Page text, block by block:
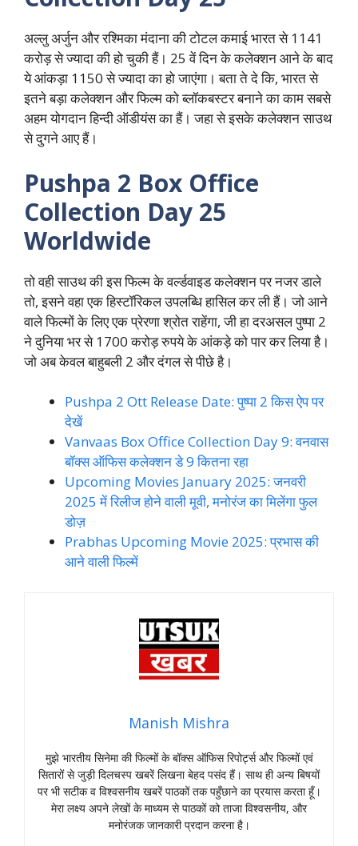
अल्लु अर्जुन और रश्मिका मंदाना की टोटल कमाई भारत से 1141
करोड़ से ज्यादा की हो चुकी हैं। 25 वें दिन के कलेक्शन आने के बाद
ये आंकड़ा 1150 से ज्यादा का हो जाएंगा। बता ते दे कि, भारत से
इतने बड़ा कलेक्शन और फिल्म को ब्लॉकबस्टर बनाने का काम सबसे
अहम योगदान हिन्दी ऑडीयंस का हैं। जहा से इसके कलेक्शन साउथ
से दुगने आए हैं।
Pushpa 2 Box Office
Collection Day 25
Worldwide
तो वही साउथ की इस फिल्म के वर्ल्डवाइड कलेक्शन पर नजर डाले
तो, इसने वहा एक हिस्टॉरिकल उपलब्धि हासिल कर ली हैं। जो आने
वाले फिल्मों के लिए एक प्रेरणा श्रोत राहेंगा, जी हा दरअसल पुष्पा 2
ने दुनिया भर से 1700 करोड़ रुपये के आंकड़े को पार कर लिया है।
जो अब केवल बाहुबली 2 और दंगल से पीछे है।
Pushpa 2 Ott Release Date: पुष्पा 2 किस ऐप पर
देखें
Vanvaas Box Office Collection Day 9: वनवास
बॉक्स ऑफिस कलेक्शन डे 9 कितना रहा
Upcoming Movies January 2025: जनवरी
2025 में रिलीज होने वाली मूवी, मनोरंज का मिलेंगा फुल
डोज़
Prabhas Upcoming Movie 2025: प्रभास की
आने वाली फिल्में
Manish Mishra
मुझे भारतीय सिनेमा की फिल्मों के बॉक्स ऑफिस रिपोर्ट्स और फिल्मों एवं
सितारों से जुड़ी दिलचस्प खबरें लिखना बेहद पसंद हैं। साथ ही अन्य बिषयों
पर भी सटीक व विश्वसनीय खबरें पाठकों तक पहुँछाने का प्रयास करता हूँ।
मेरा लक्ष्य अपने लेखों के माध्यम से पाठकों को ताजा विश्वसनीय, और
मनोरंजक जानकारी प्रदान करना है।